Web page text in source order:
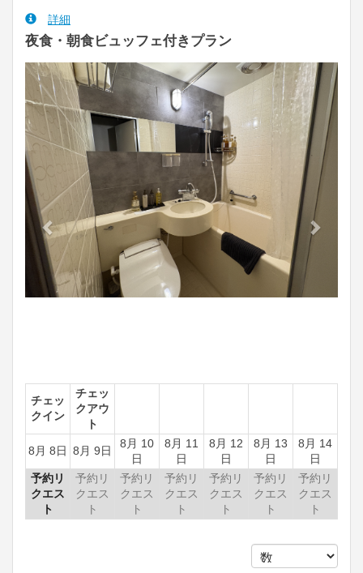
詳細
夜食・朝食ビュッフェ付きプラン
Previous Next
チェッ
クイン
チェッ
クアウ
ト
8月 8日 8月 9日
8月 10
日
8月 11
日
8月 12
日
8月 13
日
8月 14
日
予約リ
クエス
ト
予約リ
クエス
ト
予約リ
クエス
ト
予約リ
クエス
ト
予約リ
クエス
ト
予約リ
クエス
ト
予約リ
クエス
ト